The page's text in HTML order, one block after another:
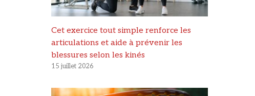
Cet exercice tout simple renforce les
articulations et aide à prévenir les
blessures selon les kinés
15 juillet 2026